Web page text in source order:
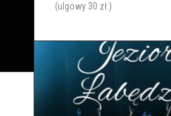
(ulgowy 30 zł.)